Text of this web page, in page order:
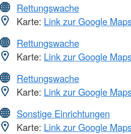
Rettungswache
Karte: Link zur Google
Rettungswache
Karte: Link zur Google
Rettungswache
Karte: Link zur Google
Sonstige Einrichtungen
Karte: Link zur Google